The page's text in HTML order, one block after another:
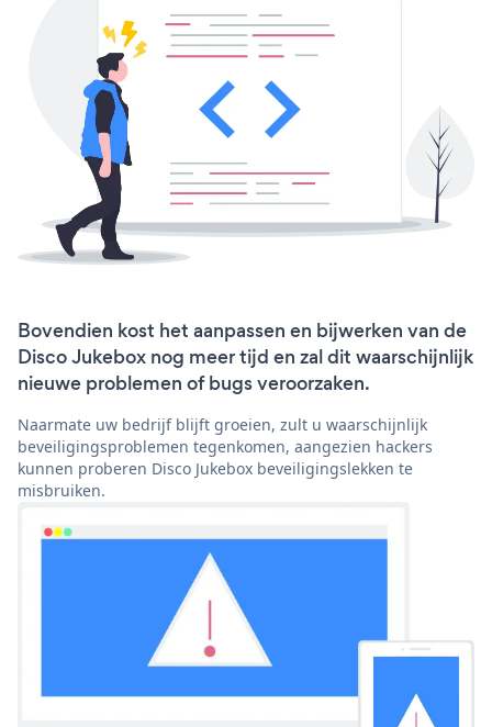
Bovendien kost het aanpassen en bijwerken van de
Disco Jukebox nog meer tijd en zal dit waarschijnlijk
nieuwe problemen of bugs veroorzaken.
Naarmate uw bedrijf blijft groeien, zult u waarschijnlijk
beveiligingsproblemen tegenkomen, aangezien hackers
kunnen proberen Disco Jukebox beveiligingslekken te
misbruiken.